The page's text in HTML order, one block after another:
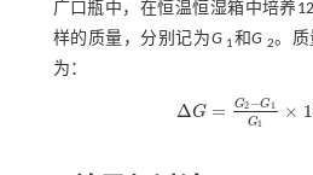
广口瓶中，在恒温恒湿箱中培养
样的质量，分别记为G 1和G 2。质
为：
ΔG = G2 −G1
G1
×
ΔG=G2- G1G1×100 %